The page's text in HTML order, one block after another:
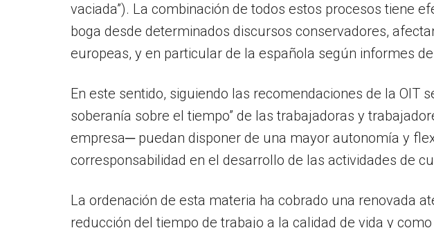
vaciada”). La combinación de todos estos procesos tiene
boga desde determinados discursos conservadores,
europeas, y en particular de la española según informes
En este sentido, siguiendo las recomendaciones de la
soberanía sobre el tiempo” de las trabajadoras y
empresa─ puedan disponer de una mayor autonomía y
corresponsabilidad en el desarrollo de las actividades de
La ordenación de esta materia ha cobrado una renovada
reducción del tiempo de trabajo a la calidad de vida y